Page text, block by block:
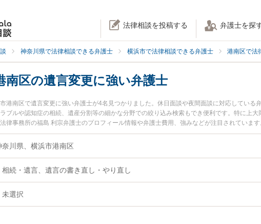
法律相談を投稿する 弁護士を探
神奈川県で法律相談できる弁護士 横浜市で法律相談できる弁護士 港南区で法
南区の遺言変更に強い弁護士
港南区で遺言変更に強い弁護士が4名見つかりました。休日面談や夜間面談に対応してい
ブルや認知症の相続、遺産分割等の細かな分野での絞り込み検索もでき便利です。特に上
律事務所の福島 利宗弁護士のプロフィール情報や弁護士費用、強みなどが注目されていま
談したい』『遺言変更のトラブル解決の実績豊富な近くの弁護士を検索したい』『初回相
困りの相談者さんにおすすめです。
奈川県、横浜市港南区
相続・遺言、遺言の書き直し・やり直し
未選択